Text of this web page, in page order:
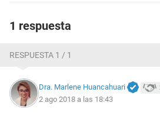
1 respuesta
RESPUESTA 1 / 1
Dra. Marlene Huancahuari
2 ago 2018 a las 18:43